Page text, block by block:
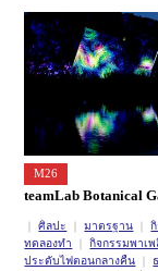
สายอิมาซาโตะซุจิ
M26
teamLab Botanical
ศิลปะ มาตรฐาน
ทดลองทำ
กิจกรรมพาเ
ประดับไฟตอนกลางคืน